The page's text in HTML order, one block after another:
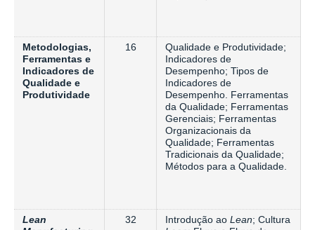
Metodologias,
Ferramentas e
Indicadores de
Qualidade e
Produtividade
16
Qualidade e Produtividade;
Indicadores de
Desempenho; Tipos de
Indicadores de
Desempenho. Ferramentas
da Qualidade; Ferramentas
Gerenciais; Ferramentas
Organizacionais da
Qualidade; Ferramentas
Tradicionais da Qualidade;
Métodos para a Qualidade.
Lean
32 Introdução aoLean; Cultura